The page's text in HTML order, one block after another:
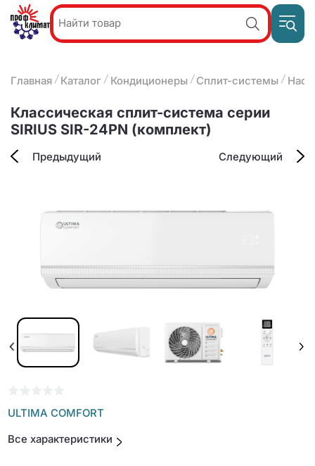
Акции и
О компании
Наши услуги
Оплата и доставка
8
25-
Главная Каталог Кондиционеры Сплит-системы
Классическая сплит-система серии
SIRIUS SIR-24PN (комплект)
Предыдущий Следующий
ULTIMA COMFORT
Все характеристики